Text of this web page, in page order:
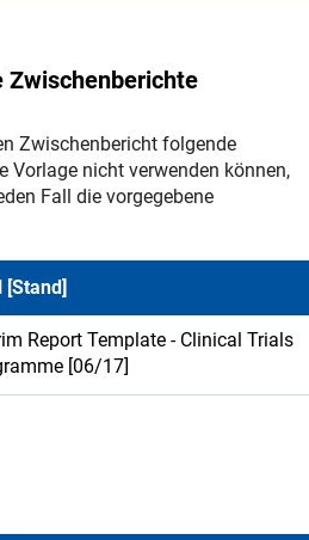
Zwischenberichte
Zwischenbericht folgende
Vorlage nicht verwenden können,
Fall die vorgegebene
[Stand]
Report Template - Clinical Trials
[06/17]